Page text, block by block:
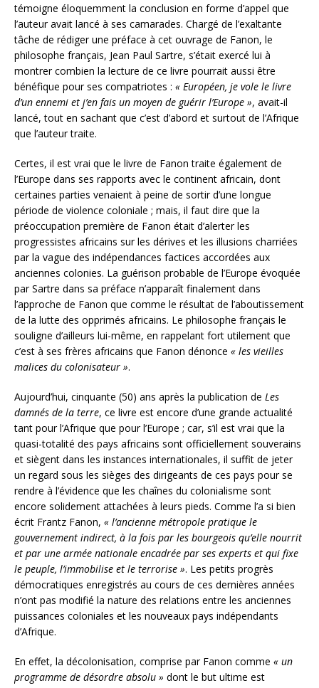
témoigne éloquemment la conclusion en forme d’appel que
l’auteur avait lancé à ses camarades. Chargé de l’exaltante
tâche de rédiger une préface à cet ouvrage de Fanon, le
philosophe français, Jean Paul Sartre, s’était exercé lui à
montrer combien la lecture de ce livre pourrait aussi être
bénéfique pour ses compatriotes : « Européen, je vole le livre
d’un ennemi et j’en fais un moyen de guérir l’Europe », avait-il
lancé, tout en sachant que c’est d’abord et surtout de l’Afrique
que l’auteur traite.
Certes, il est vrai que le livre de Fanon traite également de
l’Europe dans ses rapports avec le continent africain, dont
certaines parties venaient à peine de sortir d’une longue
période de violence coloniale ; mais, il faut dire que la
préoccupation première de Fanon était d’alerter les
progressistes africains sur les dérives et les illusions charriées
par la vague des indépendances factices accordées aux
anciennes colonies. La guérison probable de l’Europe évoquée
par Sartre dans sa préface n’apparaît finalement dans
l’approche de Fanon que comme le résultat de l’aboutissement
de la lutte des opprimés africains. Le philosophe français le
souligne d’ailleurs lui-même, en rappelant fort utilement que
c’est à ses frères africains que Fanon dénonce « les vieilles
malices du colonisateur ».
Aujourd’hui, cinquante (50) ans après la publication de Les
damnés de la terre, ce livre est encore d’une grande actualité
tant pour l’Afrique que pour l’Europe ; car, s’il est vrai que la
quasi-totalité des pays africains sont officiellement souverains
et siègent dans les instances internationales, il suffit de jeter
un regard sous les sièges des dirigeants de ces pays pour se
rendre à l’évidence que les chaînes du colonialisme sont
encore solidement attachées à leurs pieds. Comme l’a si bien
écrit Frantz Fanon, « l’ancienne métropole pratique le
gouvernement indirect, à la fois par les bourgeois qu’elle nourrit
et par une armée nationale encadrée par ses experts et qui fixe
le peuple, l’immobilise et le terrorise ». Les petits progrès
démocratiques enregistrés au cours de ces dernières années
n’ont pas modifié la nature des relations entre les anciennes
puissances coloniales et les nouveaux pays indépendants
d’Afrique.
En effet, la décolonisation, comprise par Fanon comme « un
programme de désordre absolu » dont le but ultime est